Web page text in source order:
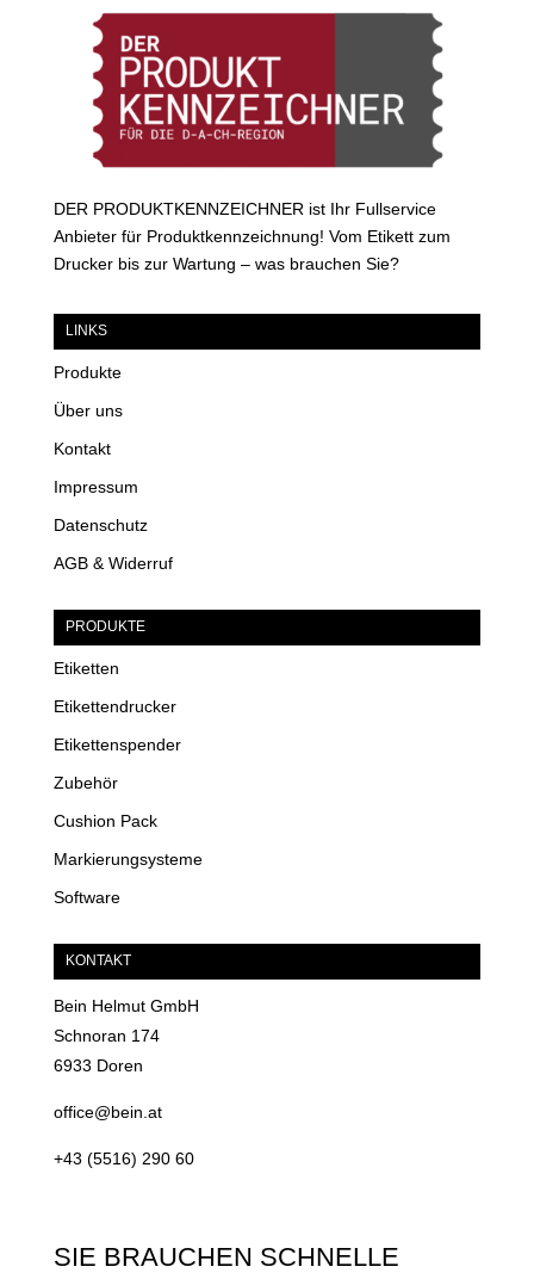
DER PRODUKTKENNZEICHNER ist Ihr Fullservice
Anbieter für Produktkennzeichnung! Vom Etikett zum
Drucker bis zur Wartung – was brauchen Sie?
LINKS
Produkte
Über uns
Kontakt
Impressum
Datenschutz
AGB & Widerruf
PRODUKTE
Etiketten
Etikettendrucker
Etikettenspender
Zubehör
Cushion Pack
Markierungsysteme
Software
KONTAKT
Bein Helmut GmbH
Schnoran 174
6933 Doren
office@bein.at
+43 (5516) 290 60
SIE BRAUCHEN SCHNELLE